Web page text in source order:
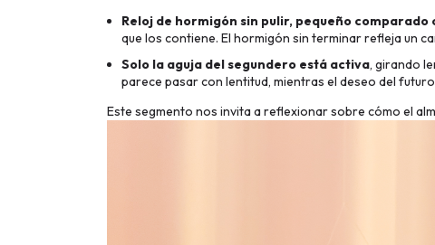
Reloj de hormigón sin pulir, pequeño comparado
que los contiene. El hormigón sin terminar refleja un
Solo la aguja del segundero está activa, girando
parece pasar con lentitud, mientras el deseo del
Este segmento nos invita a reflexionar sobre cómo el